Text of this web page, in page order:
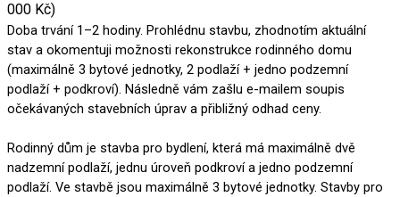
000 Kč)
Doba trvání 1–2 hodiny. Prohlédnu stavbu, zhodnotím aktuální
stav a okomentuji možnosti rekonstrukce rodinného domu
(maximálně 3 bytové jednotky, 2 podlaží + jedno podzemní
podlaží + podkroví). Následně vám zašlu e-mailem soupis
očekávaných stavebních úprav a přibližný odhad ceny.
Rodinný dům je stavba pro bydlení, která má maximálně dvě
nadzemní podlaží, jednu úroveň podkroví a jedno podzemní
podlaží. Ve stavbě jsou maximálně 3 bytové jednotky. Stavby pro